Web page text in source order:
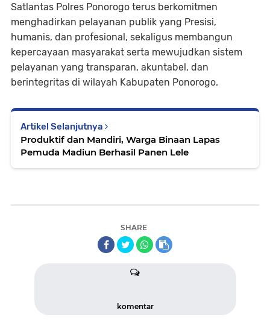
Satlantas Polres Ponorogo terus berkomitmen
menghadirkan pelayanan publik yang Presisi,
humanis, dan profesional, sekaligus membangun
kepercayaan masyarakat serta mewujudkan sistem
pelayanan yang transparan, akuntabel, dan
berintegritas di wilayah Kabupaten Ponorogo.
Artikel Selanjutnya
Produktif dan Mandiri, Warga Binaan Lapas
Pemuda Madiun Berhasil Panen Lele
SHARE
komentar